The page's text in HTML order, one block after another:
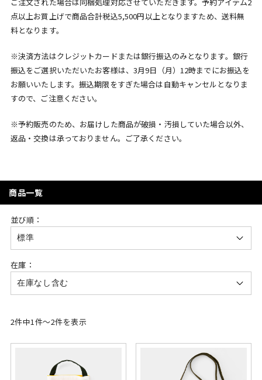
ご注文された場合は同梱処理対応させていただきます。予約アイテム2
点以上お買上げで商品合計税込5,500円以上となりますため、送料無
料となります。
※決済方法はクレジットカードまたは銀行振込のみとなります。銀行
振込をご選択いただいたお客様は、3月9日（月）12時までにお振込を
お願いいたします。振込期限をすぎた場合は自動キャンセルとなりま
すので、ご注意ください。
※予約販売のため、お届けした商品が破損・汚損していた場合以外、
返品・交換は承っておりません。ご了承ください。
商品一覧
並び順：
在庫：
2件中1件～2件を表示